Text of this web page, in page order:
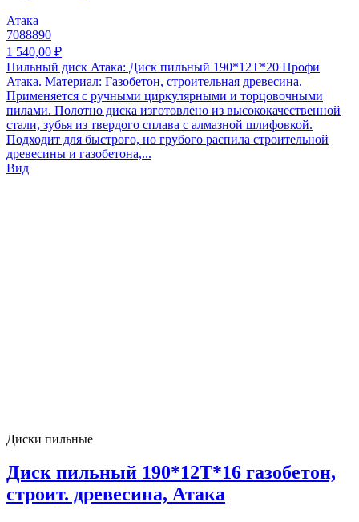
Атака
7088890
1 540,00 ₽
Пильный диск Атака: Диск пильный 190*12T*20 Профи
Атака. Материал: Газобетон, строительная древесина.
Применяется с ручными циркулярными и торцовочными
пилами. Полотно диска изготовлено из высококачественной
стали, зубья из твердого сплава с алмазной шлифовкой.
Подходит для быстрого, но грубого распила строительной
древесины и газобетона,...
Вид
Диски пильные
Диск пильный 190*12T*16 газобетон,
строит. древесина, Атака